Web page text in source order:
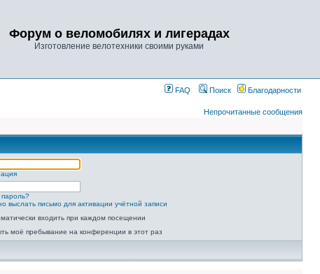
Форум о веломобилях и лигерадах
Изготовление велотехники своими руками
FAQ Поиск Благодарности
Непрочитанные сообщения
выслать письмо для активации учётной записи
входить при каждом посещении
моё пребывание на конференции в этот раз